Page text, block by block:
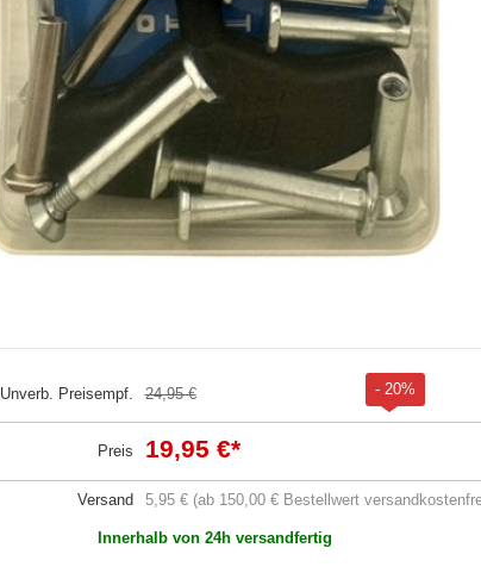
Unverb. Preisempf. 24,95 € - 20%
Preis 19,95 €*
Versand 5,95 € (ab 150,00 € Bestellwert
Innerhalb von 24h versandfertig